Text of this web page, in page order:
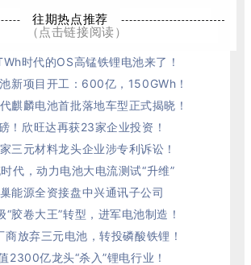
往期热点推荐
（点击链接阅读）
时代的OS高锰铁锂电池来了！
新项目开工：600亿，150GWh！
麒麟电池首批落地车型正式揭晓！
！欣旺达再获23家企业投资！
三元材料龙头企业涉专利诉讼！
代，动力电池大电流测试“升维”
能源全资接盘中兴通讯子公司
“胶卷大王”转型，进军电池制造！
放弃三元电池，转投磷酸铁锂！
2300亿龙头“杀入”锂电行业！